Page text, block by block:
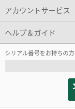
アカウントサービス
ヘルプ＆ガイド
シリアル番号をお持ちの方